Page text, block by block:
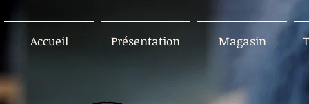
Accueil Présentation Magasin